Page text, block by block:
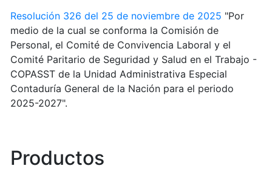
Resolución 326 del 25 de noviembre de 2025 "Por
medio de la cual se conforma la Comisión de
Personal, el Comité de Convivencia Laboral y el
Comité Paritario de Seguridad y Salud en el Trabajo -
COPASST de la Unidad Administrativa Especial
Contaduría General de la Nación para el periodo
2025-2027".
Productos